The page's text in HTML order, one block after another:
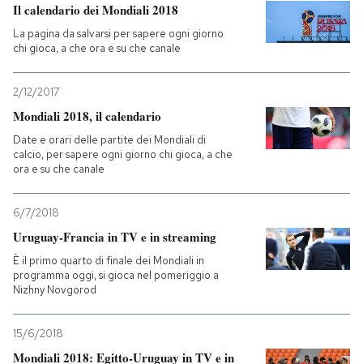
Il calendario dei Mondiali 2018
La pagina da salvarsi per sapere ogni giorno
chi gioca, a che ora e su che canale
2/12/2017
Mondiali 2018, il calendario
Date e orari delle partite dei Mondiali di
calcio, per sapere ogni giorno chi gioca, a che
ora e su che canale
6/7/2018
Uruguay-Francia in TV e in streaming
È il primo quarto di finale dei Mondiali in
programma oggi, si gioca nel pomeriggio a
Nizhny Novgorod
15/6/2018
Mondiali 2018: Egitto-Uruguay in TV e in